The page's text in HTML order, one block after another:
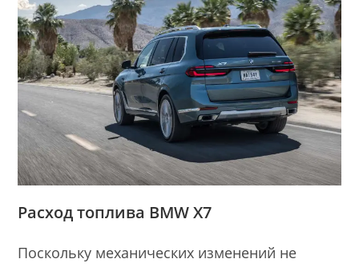
Расход топлива BMW X7
Поскольку механических изменений не